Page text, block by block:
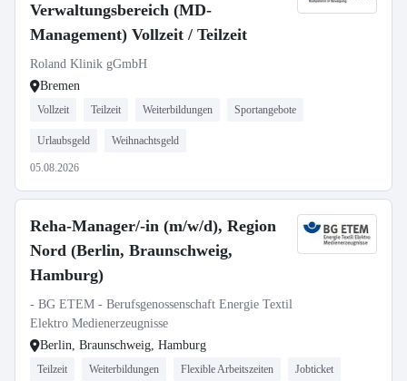
Verwaltungsbereich (MD-
Management) Vollzeit / Teilzeit
Roland Klinik gGmbH
Bremen
Vollzeit Teilzeit Weiterbildungen Sportangebote
Urlaubsgeld Weihnachtsgeld
05.08.2026
Reha-Manager/-in (m/w/d), Region
Nord (Berlin, Braunschweig,
Hamburg)
- BG ETEM - Berufsgenossenschaft Energie Textil
Elektro Medienerzeugnisse
Berlin, Braunschweig, Hamburg
Teilzeit Weiterbildungen Flexible Arbeitszeiten Jobticket